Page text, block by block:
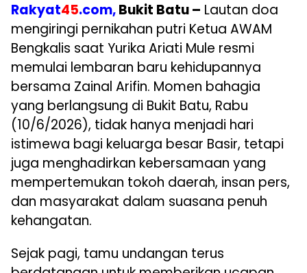
Rakyat45.com,Bukit Batu – Lautan doa
mengiringi pernikahan putri Ketua AWAM
Bengkalis saat Yurika Ariati Mule resmi
memulai lembaran baru kehidupannya
bersama Zainal Arifin. Momen bahagia
yang berlangsung di Bukit Batu, Rabu
(10/6/2026), tidak hanya menjadi hari
istimewa bagi keluarga besar Basir, tetapi
juga menghadirkan kebersamaan yang
mempertemukan tokoh daerah, insan pers,
dan masyarakat dalam suasana penuh
kehangatan.
Sejak pagi, tamu undangan terus